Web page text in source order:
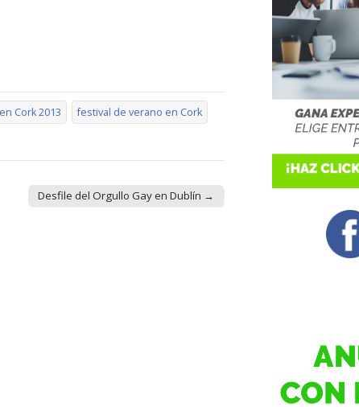
Cork 2013
festival de verano en Cork
Desfile del Orgullo Gay en Dublín →